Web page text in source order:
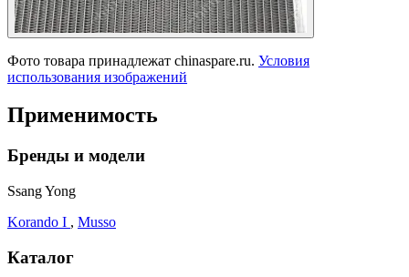
Фото товара принадлежат chinaspare.ru. Условия
использования изображений
Применимость
Бренды и модели
Ssang Yong
Korando I , Musso
Каталог